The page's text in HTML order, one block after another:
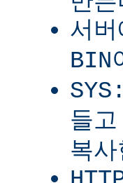
서버
BIN
들
복